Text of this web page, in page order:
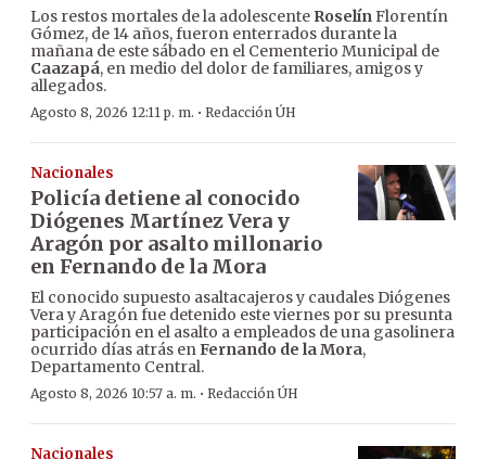
Los restos mortales de la adolescente RoselínFlorentín
Gómez, de 14 años, fueron enterrados durante la
mañana de este sábado en el Cementerio Municipal de
Caazapá, en medio del dolor de familiares, amigos y
allegados.
Agosto 8, 2026 12:11 p. m. · Redacción ÚH
Nacionales
Policía detiene al conocido
Diógenes Martínez Vera y
Aragón por asalto millonario
en Fernando de la Mora
El conocido supuesto asaltacajeros y caudales Diógenes
Vera y Aragón fue detenido este viernes por su presunta
participación en el asalto a empleados de una gasolinera
ocurrido días atrás enFernando de la Mora,
Departamento Central.
Agosto 8, 2026 10:57 a. m. · Redacción ÚH
Nacionales